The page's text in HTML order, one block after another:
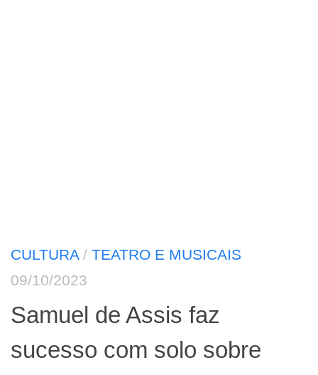
CULTURA/ TEATRO E MUSICAIS
09/10/2023
Samuel de Assis faz
sucesso com solo sobre